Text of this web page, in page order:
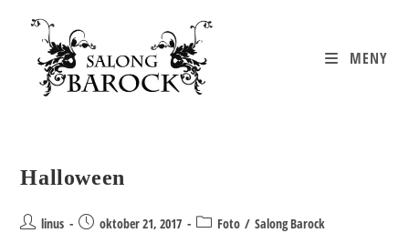
innehållet
MENY
Halloween
Inläggsförfattare:
linus
Inläggetoktober 21, 2017 Inläggskategori:
Foto / Salong Barock